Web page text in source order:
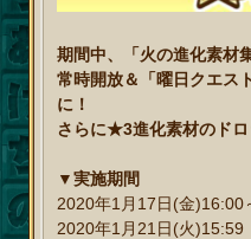
期間中、「火の進化素材
常時開放＆「曜日クエス
に！
さらに★3進化素材のドロ
▼実施期間
2020年1月17日(金)16:00
2020年1月21日(火)15:59